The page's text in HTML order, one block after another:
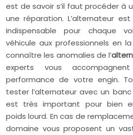
est de savoir s’il faut procéder à
une réparation. L’alternateur
indispensable pour chaque
véhicule aux professionnels en
connaître les anomalies de l’
experts vous
performance de votre engin.
tester l’alternateur avec un banc
est très important pour bien
poids lourd. En cas de
domaine vous proposent un